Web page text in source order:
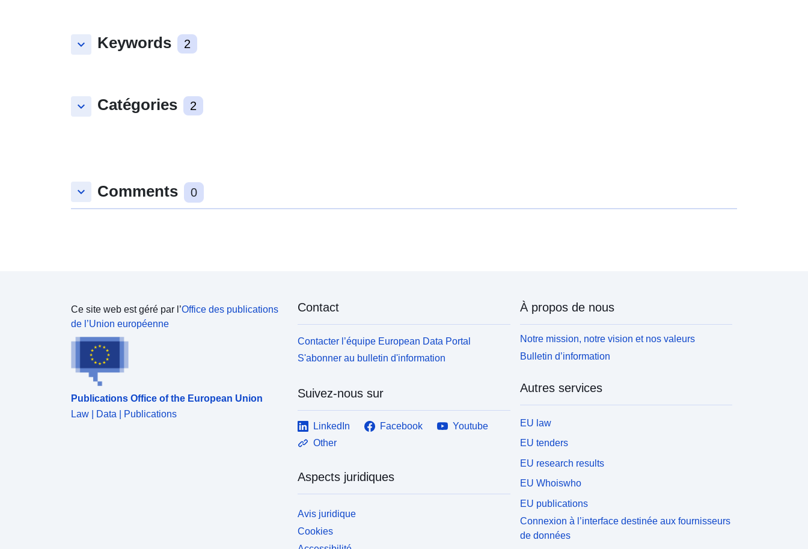
keyboard_arrow_down Keywords 2
keyboard_arrow_down Catégories 2
keyboard_arrow_down Comments 0
Ce site web est géré par l’Office des publications
de l’Union européenne
Publications Office of the European Union
Law | Data | Publications
Contact
Contacter l’équipe European Data Portal
S'abonner au bulletin d'information
Suivez-nous sur
LinkedIn Facebook
Youtube
Other
Aspects juridiques
Avis juridique
Cookies
À propos de nous
Notre mission, notre vision et nos valeurs
Bulletin d’information
Autres services
EU law
EU tenders
EU research results
EU Whoiswho
EU publications
Connexion à l’interface destinée aux fournisseurs
de données